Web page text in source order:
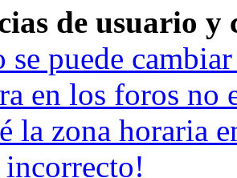
de usuario y
se puede
en los foros no
la zona horaria